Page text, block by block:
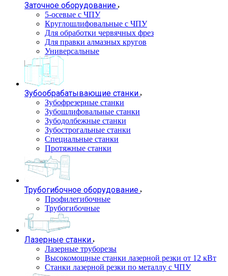
Заточное оборудование
5-осевые с ЧПУ
Круглошлифовальные с ЧПУ
Для обработки червячных фрез
Для правки алмазных кругов
Универсальные
Зубообрабатывающие станки
Зубофрезерные станки
Зубошлифовальные станки
Зубодолбежные станки
Зубострогальные станки
Специальные станки
Протяжные станки
Трубогибочное оборудование
Профилегибочные
Трубогибочные
Лазерные станки
Лазерные труборезы
Высокомощные станки лазерной резки от 12 кВт
Станки лазерной резки по металлу с ЧПУ